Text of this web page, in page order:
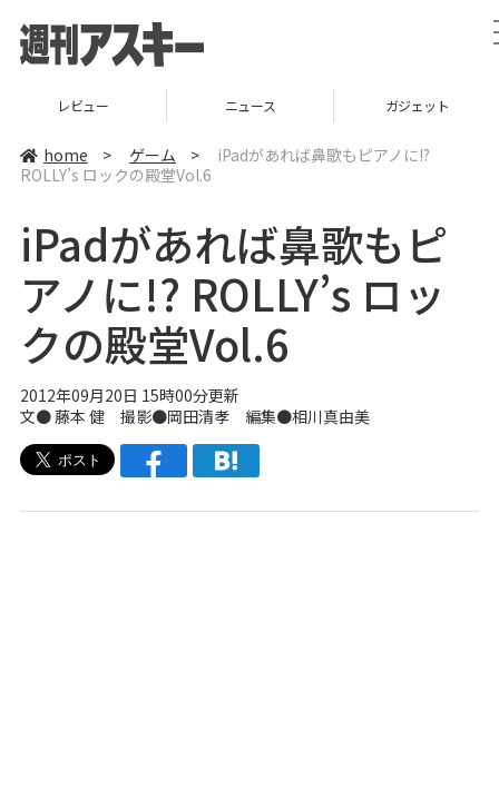
レビュー ニュース ガジェット
home > ゲーム >
iPadがあれば鼻歌もピアノに!?
ROLLY’s ロックの殿堂Vol.6
iPadがあれば鼻歌もピ
アノに!? ROLLY’s ロッ
クの殿堂Vol.6
2012年09月20日 15時00分更新
文●藤本 健撮影●岡田清孝 編集●相川真由美